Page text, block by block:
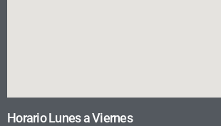
Horario Lunes a Viernes